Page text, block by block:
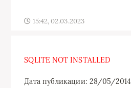
15:42, 02.03.2023
SQLITE NOT INSTALLED
Дата публикации: 28/05/2014